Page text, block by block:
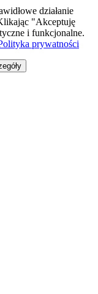
działanie
"Akceptuję
i funkcjonalne.
prywatności